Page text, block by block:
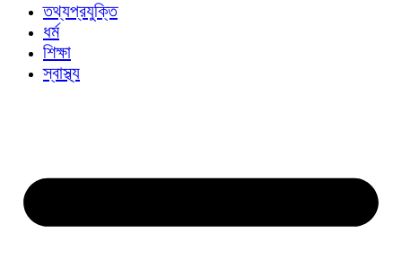
তথ্যপ্রযুক্তি
ধর্ম
শিক্ষা
স্বাস্থ্য